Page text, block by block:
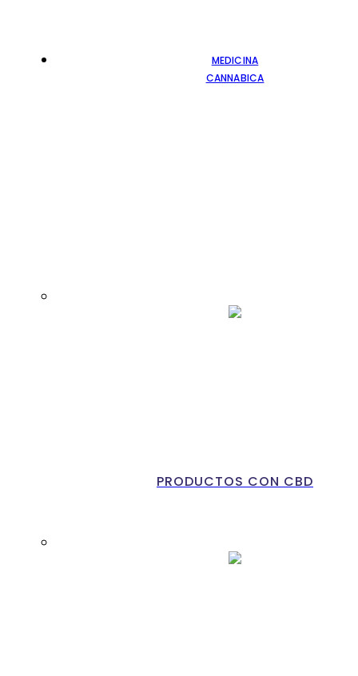
MEDICINA
CANNABICA
PRODUCTOS CON CBD